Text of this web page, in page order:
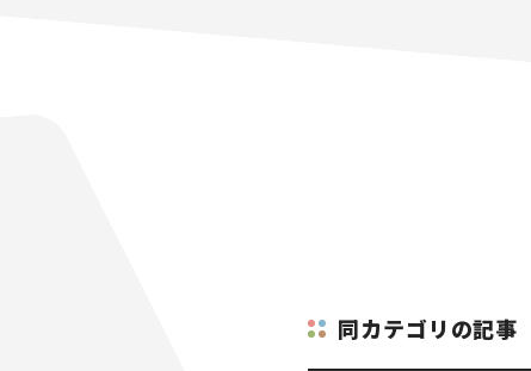
同カテゴリの記事